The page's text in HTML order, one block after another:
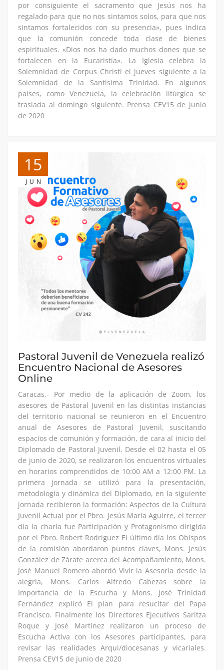
por consiguiente el sacramento que Jesús nos ha
regalado para que no nos sintamos solos, para que nos
sintamos fortalecidos con su presencia», pues indica
que la comunión concede toda clase de bienes
espirituales. «Dios nos ha dado muchos dones que se
fortalecen en la Eucaristía». La Iglesia celebra la
Solemnidad de Corpus Christi el jueves siguiente a la
Solemnidad de la Santísima Trinidad. En algunos
países, como Venezuela, la celebración litúrgica se
traslada al domingo siguiente. Prensa CEV15 de junio
de 2020
15
JUN
Pastoral Juvenil de Venezuela realizó
Encuentro Nacional de Asesores
Online
Caracas.- Por medio de la aplicación de Zoom, los
asesores de Pastoral Juvenil en las distintas instancias
del territorio nacional se reunieron en el Encuentro
anual de Asesores de Pastoral Juvenil, suscitando
espacios de comunión y formación, de cara al inicio del
Diplomado de Pastoral Juvenil. Desde el 02 hasta el 05
de junio de 2020, se realizaron los encuentros virtuales
en horarios comprendidos de 10:00 AM a 12:00 PM. La
primera jornada se utilizó para la presentación,
metodología y dinámica del Diplomado, en la siguiente
jornada recibieron la formación: Aspectos de la Cultura
Juvenil Actual por el Pbro. Jesús María Aguirre, el tercer
día la charla fue Participación y Protagonismo dirigida
por el Pbro. Robert Rodríguez El último día los Obispos
de la comisión abordaron puntos claves, Mons. Jesús
González de Zárate acerca del Acompañamiento, Mons.
José Manuel Romero abordó Vivir la Asesoría desde la
alegría, Mons. Carlos Alfredo Cabezas sobre la
Importancia de la Escucha y Mons. José Trinidad
Fernández explicó El plan para resucitar del Papa
Francisco. Finalmente los Directores Ejecutivos Saritza
Roque y José Martínez realizaron un proceso de
Escucha Activa con los Asesores participantes, para
revisar las realidades Arqui/diocesanas y vicariales.
Prensa CEV15 de junio de 2020